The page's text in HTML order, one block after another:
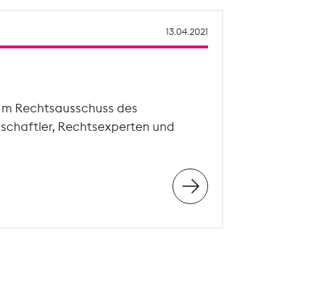
13.04.2021
Rechtsausschuss des
Rechtsexperten und